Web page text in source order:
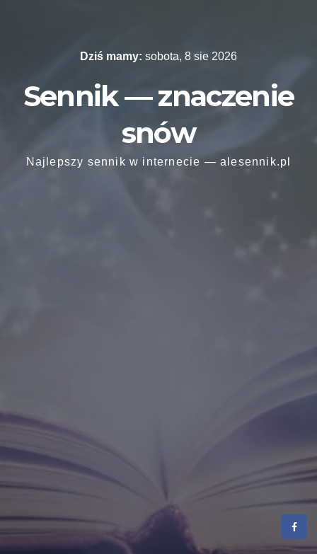
Dziś mamy: sobota, 8 sie 2026
Sennik — znaczenie
snów
Najlepszy sennik w internecie — alesennik.pl